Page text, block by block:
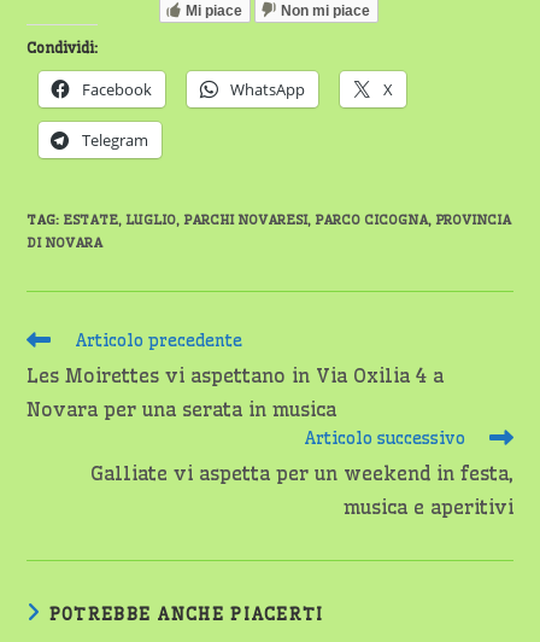
Mi piace Non mi piace
Condividi:
Facebook WhatsApp X
Telegram
TAG: ESTATE, LUGLIO, PARCHI NOVARESI, PARCO CICOGNA, PROVINCIA
DI NOVARA
Leggi
articoli
Articolo precedente
Les Moirettes vi aspettano in Via Oxilia 4 a
Novara per una serata in musica
Articolo successivo
Galliate vi aspetta per un weekend in festa,
musica e aperitivi
POTREBBE ANCHE PIACERTI